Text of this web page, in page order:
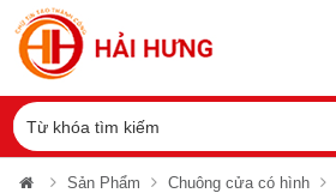
Sản Phẩm Chuông cửa có hình